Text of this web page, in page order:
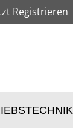
Registrieren